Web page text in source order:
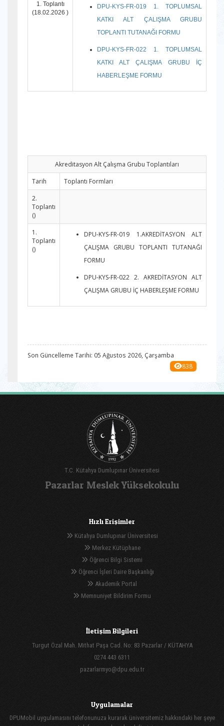
1. Toplantı
(18.02.2026 )
DPU-KYS-FR-019 1. TOPLUMSAL
KATKI ALT ÇALIŞMA GRUBU
TOPLANTI TUTANAĞI FORMU
DPU-KYS-FR-022 1. TOPLUMSAL
KATKI ALT ÇALIŞMA GRUBU İÇ
HABERLEŞME FORMU
Akreditasyon Alt Çalışma Grubu Toplantıları
Tarih
Toplantı Formları
2.
Toplantı
()
1.
Toplantı
()
DPU-KYS-FR-019 1.AKREDİTASYON ALT
ÇALIŞMA GRUBU TOPLANTI TUTANAĞI
FORMU
DPU-KYS-FR-022 2. AKREDİTASYON ALT
ÇALIŞMA GRUBU İÇ HABERLEŞME FORMU
Son Güncelleme Tarihi: 05 Ağustos 2026, Çarşamba
838
T.C. Kütahya Dumlupınar Üniversitesi
Pazarlar Meslek Yüksekokulu
Hızlı Erişimler
Kütahya Dumlupınar Üniversitesi
Merkez Kütüphane
Öğrenci Bilgi Sistemi
Öğrenci İşleri Daire Başkanlığı
Akademik Portal
Memnuniyet Bildirim Formu
İletişim Bilgileri
Turgut Özal Mah. Mithat Paşa Cad. No: 83 Pazarlar / KÜTAHYA
0274 443 6311
pazarlarmyo@dpu.edu.tr
Uygulamalar
DPUMobil uygulamasını telefonunuza kurarak üniversitemiz hakkındaki her şeye